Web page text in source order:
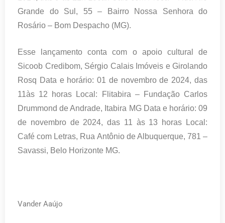
Grande do Sul, 55 – Bairro Nossa Senhora do
Rosário – Bom Despacho (MG).
Esse lançamento conta com o apoio cultural de
Sicoob Credibom, Sérgio Calais Imóveis e Girolando
Rosq Data e horário: 01 de novembro de 2024, das
11às 12 horas Local: Flitabira – Fundação Carlos
Drummond de Andrade, Itabira MG Data e horário: 09
de novembro de 2024, das 11 às 13 horas Local:
Café com Letras, Rua Antônio de Albuquerque, 781 –
Savassi, Belo Horizonte MG.
Vander Aaújo